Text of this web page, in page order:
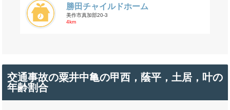
勝田チャイルドホーム
美作市真加部20-3
4km
交通事故の粟井中亀の甲西，蔭平，土居，叶の
年齢割合